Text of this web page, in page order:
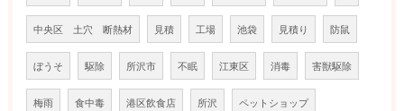
中央区 土穴 断熱材 見積 工場 池袋 見積り 防鼠
ぼうそ 駆除 所沢市 不眠 江東区 消毒 害獣駆除
梅雨 食中毒 港区飲食店 所沢 ペットショップ